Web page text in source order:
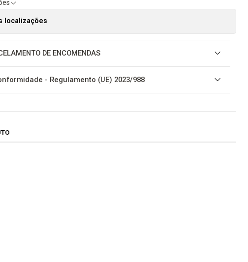
localizações
DE ENCOMENDAS
- Regulamento (UE) 2023/988